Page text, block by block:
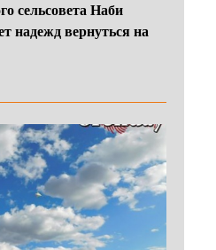
сельсовета Наби
надежд вернуться на